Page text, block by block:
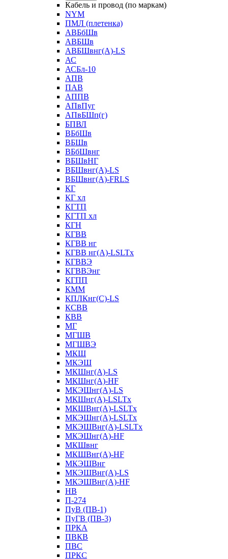
Кабель и провод (по маркам)
NYM
ПМЛ (плетенка)
АВБбШв
АВБШв
АВБШвнг(А)-LS
АС
АСБл-10
АПВ
ПАВ
АППВ
АПвПуг
АПвБШп(г)
БПВЛ
ВБбШв
ВБШв
ВБбШвнг
ВБШвНГ
ВБШвнг(А)-LS
ВБШвнг(А)-FRLS
КГ
КГ хл
КГТП
КГТП хл
КГН
КГВВ
КГВВ нг
КГВВ нг(А)-LSLTx
КГВВЭ
КГВВЭнг
КГПП
КММ
КПЛКнг(C)-LS
КСВВ
КВВ
МГ
МГШВ
МГШВЭ
МКШ
МКЭШ
МКШнг(А)-LS
МКШнг(А)-HF
МКЭШнг(А)-LS
МКШнг(А)-LSLTx
МКШВнг(A)-LSLTx
МКЭШнг(А)-LSLTx
МКЭШВнг(A)-LSLTx
МКЭШнг(А)-HF
МКШвнг
МКШВнг(А)-HF
МКЭШВнг
МКЭШВнг(А)-LS
МКЭШВнг(А)-HF
НВ
П-274
ПуВ (ПВ-1)
ПуГВ (ПВ-3)
ПРКА
ПВКВ
ПВС
ПРКС